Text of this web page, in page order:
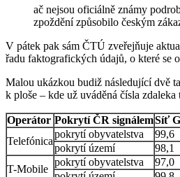
ač nejsou oficiálně známy
zpoždění způsobilo českým
V pátek pak sám ČTÚ zveřejňuje
řadu faktografických údajů, o které se
Malou ukázkou budiž následující dvě
k ploše – kde už uváděná čísla
Operátor Pokrytí ČR signálemSíť
Telefónica
pokrytí obyvatelstva 99,6
pokrytí území
98,1
T-Mobile
pokrytí obyvatelstva 97,0